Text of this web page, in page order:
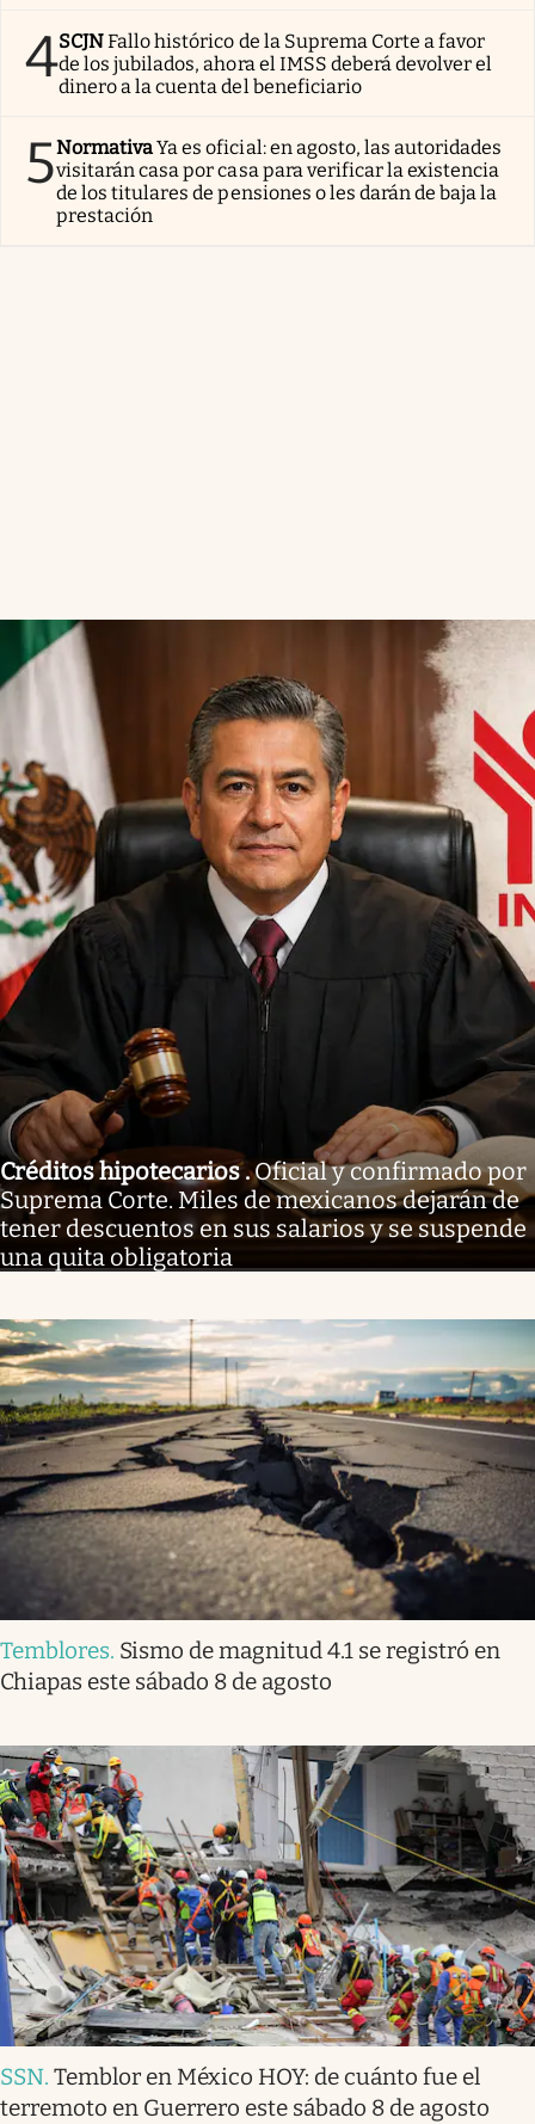
4SCJNFallo histórico de la Suprema Corte a favor
de los jubilados, ahora el IMSS deberá devolver el
dinero a la cuenta del beneficiario
5NormativaYa es oficial: en agosto, las autoridades
visitarán casa por casa para verificar la existencia
de los titulares de pensiones o les darán de baja la
prestación
Créditos hipotecarios.Oficial y confirmado por
Suprema Corte. Miles de mexicanos dejarán de
tener descuentos en sus salarios y se suspende
una quita obligatoria
Temblores. Sismo de magnitud 4.1 se registró en
Chiapas este sábado 8 de agosto
SSN. Temblor en México HOY: de cuánto fue el
terremoto en Guerrero este sábado 8 de agosto